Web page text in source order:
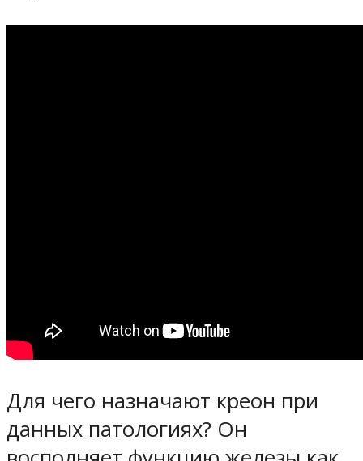
Для чего назначают креон при
данных патологиях? Он